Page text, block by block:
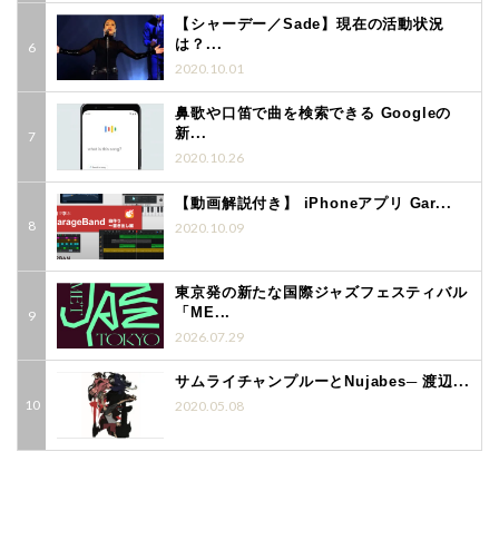
【シャーデー／Sade】現在の活動状況
は？...
2020.10.01
鼻歌や口笛で曲を検索できる Googleの
新...
2020.10.26
【動画解説付き】 iPhoneアプリ Gar...
2020.10.09
東京発の新たな国際ジャズフェスティバル
「ME...
2026.07.29
サムライチャンプルーとNujabes─ 渡辺...
2020.05.08